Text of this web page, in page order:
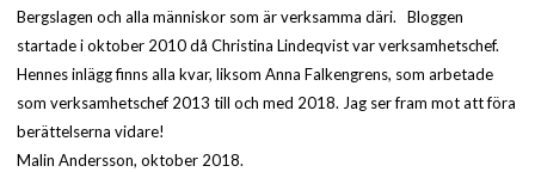
Bergslagen och alla människor som är verksamma däri. Bloggen
startade i oktober 2010 då Christina Lindeqvist var verksamhetschef.
Hennes inlägg finns alla kvar, liksom Anna Falkengrens, som arbetade
som verksamhetschef 2013 till och med 2018. Jag ser fram mot att föra
berättelserna vidare!
Malin Andersson, oktober 2018.